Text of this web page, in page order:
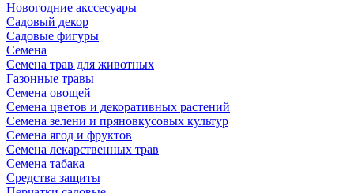
Новогодние акссесуары
Садовый декор
Садовые фигуры
Семена
Семена трав для животных
Газонные травы
Семена овощей
Семена цветов и декоративных растений
Семена зелени и пряновкусовых культур
Семена ягод и фруктов
Семена лекарственных трав
Семена табака
Средства защиты